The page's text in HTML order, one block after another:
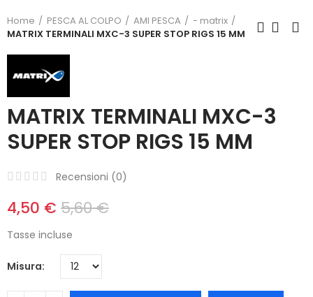
Home PESCA AL COLPO AMI PESCA
- matrix
MATRIX TERMINALI MXC-3 SUPER STOP RIGS 15 MM
MATRIX TERMINALI MXC-3
SUPER STOP RIGS 15 MM
Recensioni (0)
4,50 € 5,60 €
Tasse incluse
Misura